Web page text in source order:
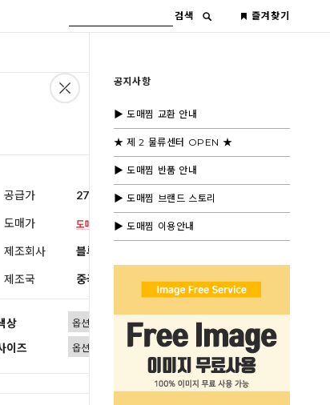
검색 즐겨찾기
공지사항
▶ 도매찜 교환 안내
★ 제 2 물류센터 OPEN ★
▶ 도매찜 반품 안내
▶ 도매찜 브랜드 스토리
▶ 도매찜 이용안내
공급가 27,600원 (부가세별도)
도매가
제조회사 블루모드제휴사
제조국 중국
상
이즈